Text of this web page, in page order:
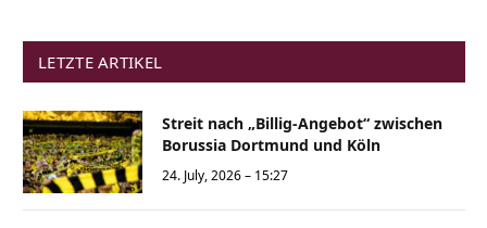
LETZTE ARTIKEL
Streit nach „Billig-Angebot“ zwischen
Borussia Dortmund und Köln
24. July, 2026 – 15:27